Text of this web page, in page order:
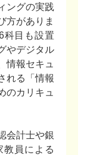
ングの実践
方がありま
科目も設置
やデジタル
情報セキュ
れる「情報
のカリキュ
会計士や銀
教員による